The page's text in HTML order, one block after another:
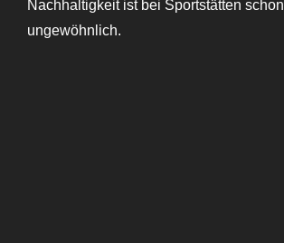
Nachhaltigkeit ist bei Sportstätten schon
ungewöhnlich.